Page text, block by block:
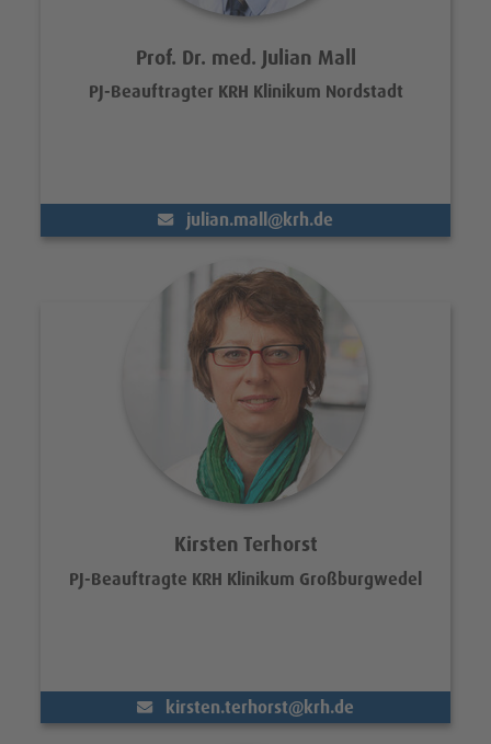
Prof. Dr. med. Julian Mall
PJ-Beauftragter KRH Klinikum Nordstadt
julian.mall (@)
krh.de
Portrait Kirsten Terhorst
Kirsten Terhorst
PJ-Beauftragte KRH Klinikum Großburgwedel
kirsten.terhorst (@)
krh.de